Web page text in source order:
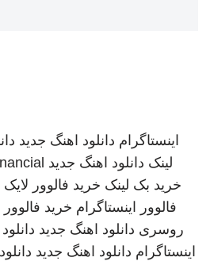
اینستاگرام دانلود اهنگ جدید
لینک دانلود اهنگ جدید
خرید بک لینک خرید فالوور
فالوور اینستاگرام خرید فالوور
روسری دانلود اهنگ جدید
اینستاگرام دانلود اهنگ جدید